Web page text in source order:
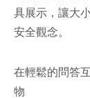
具展示，讓大
安全觀念。
在輕鬆的問答
物